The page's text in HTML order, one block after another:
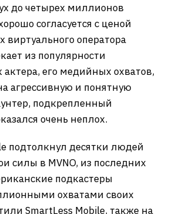
до четырех миллионов
согласуется с ценой
виртуального оператора
из популярности
актера, его медийных охватов,
агрессивную и понятную
подкрепленный
очень неплох.
подтолкнул десятки людей
силы в MVNO, из последних
подкастеры
охватами своих
SmartLess Mobile, также на